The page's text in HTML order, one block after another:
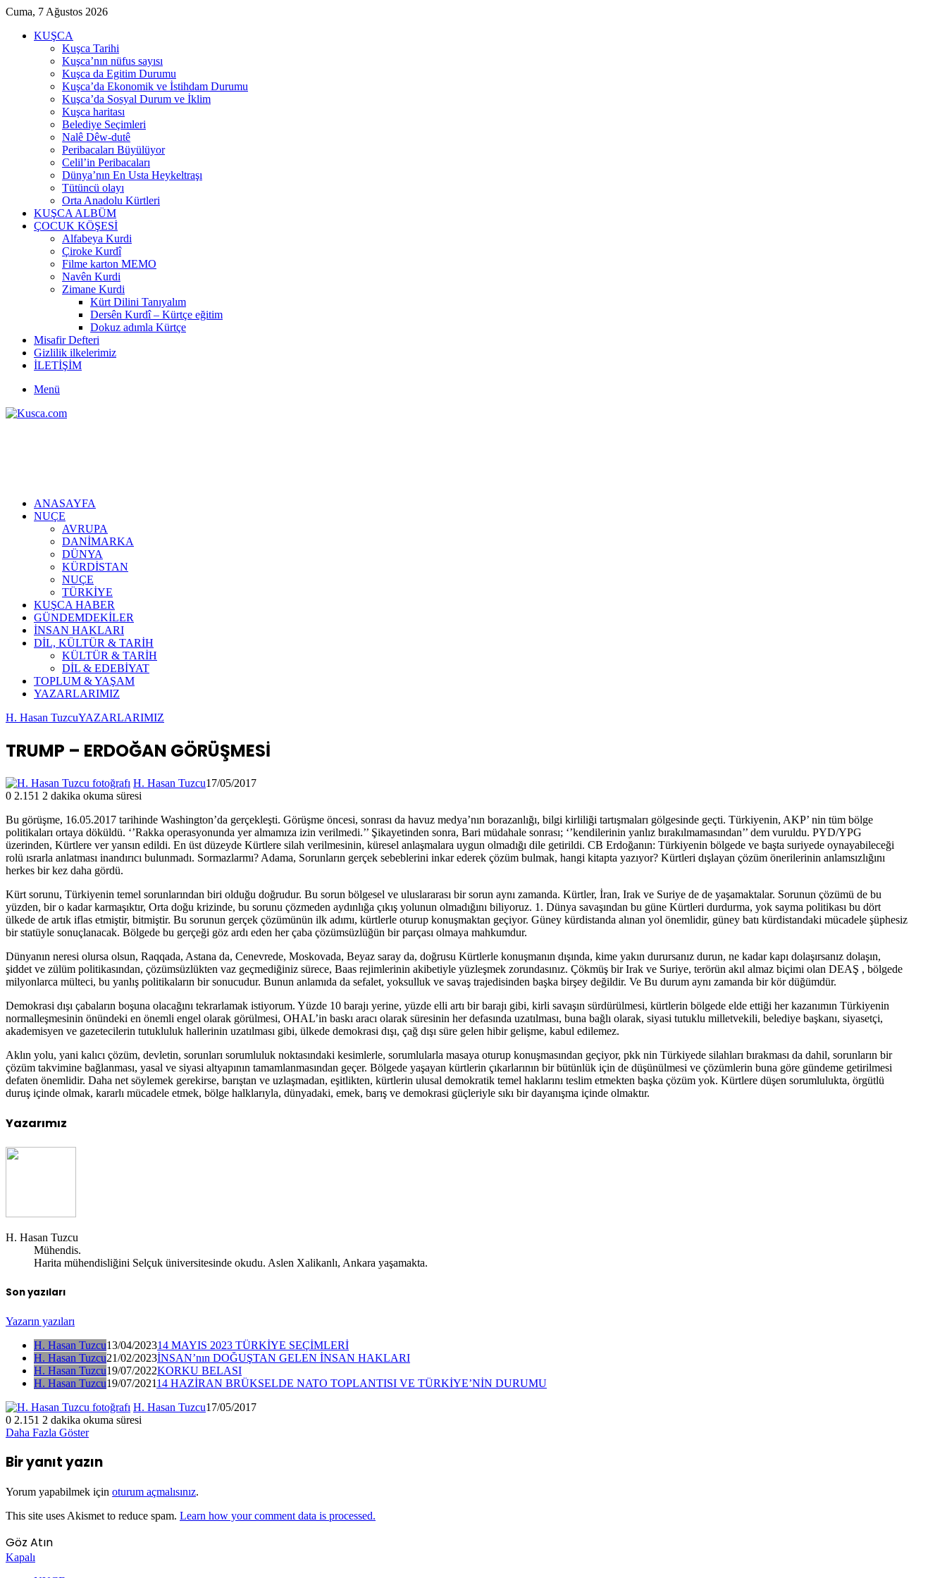
Cuma, 7 Ağustos 2026
KUŞCA
Kuşca Tarihi
Kuşca’nın nüfus sayısı
Kuşca da Egitim Durumu
Kuşca’da Ekonomik ve İstihdam Durumu
Kuşca’da Sosyal Durum ve İklim
Kuşca haritası
Belediye Seçimleri
Nalê Dêw-dutê
Peribacaları Büyülüyor
Celil’in Peribacaları
Dünya’nın En Usta Heykeltraşı
Tütüncü olayı
Orta Anadolu Kürtleri
KUŞCA ALBÜM
ÇOCUK KÖŞESİ
Alfabeya Kurdi
Çiroke Kurdî
Filme karton MEMO
Navên Kurdi
Zimane Kurdi
Kürt Dilini Tanıyalım
Dersên Kurdî – Kürtçe eğitim
Dokuz adımla Kürtçe
Misafir Defteri
Gizlilik ilkelerimiz
İLETİŞİM
Menü
ANASAYFA
NUÇE
AVRUPA
DANİMARKA
DÜNYA
KÜRDİSTAN
NUÇE
TÜRKİYE
KUŞCA HABER
GÜNDEMDEKİLER
İNSAN HAKLARI
DİL, KÜLTÜR & TARİH
KÜLTÜR & TARİH
DİL & EDEBİYAT
TOPLUM & YAŞAM
YAZARLARIMIZ
H. Hasan TuzcuYAZARLARIMIZ
TRUMP – ERDOĞAN GÖRÜŞMESİ
H. Hasan Tuzcu17/05/2017
0 2.151 2 dakika okuma süresi
Bu görüşme, 16.05.2017 tarihinde Washington’da gerçekleşti. Görüşme öncesi, sonrası da havuz medya’nın borazanlığı, bilgi kirliliği tartışmaları gölgesinde geçti. Türkiyenin, AKP’ nin tüm bölge
politikaları ortaya döküldü. ‘’Rakka operasyonunda yer almamıza izin verilmedi.’’ Şikayetinden sonra, Bari müdahale sonrası; ‘’kendilerinin yanlız bırakılmamasından’’ dem vuruldu. PYD/YPG
üzerinden, Kürtlere ver yansın edildi. En üst düzeyde Kürtlere silah verilmesinin, küresel anlaşmalara uygun olmadığı dile getirildi. CB Erdoğanın: Türkiyenin bölgede ve başta suriyede oynayabileceği
rolü ısrarla anlatması inandırıcı bulunmadı. Sormazlarmı? Adama, Sorunların gerçek sebeblerini inkar ederek çözüm bulmak, hangi kitapta yazıyor? Kürtleri dışlayan çözüm önerilerinin anlamsızlığını
herkes bir kez daha gördü.
Kürt sorunu, Türkiyenin temel sorunlarından biri olduğu doğrudur. Bu sorun bölgesel ve uluslararası bir sorun aynı zamanda. Kürtler, İran, Irak ve Suriye de de yaşamaktalar. Sorunun çözümü de bu
yüzden, bir o kadar karmaşıktır, Orta doğu krizinde, bu sorunu çözmeden aydınlığa çıkış yolunun olmadığını biliyoruz. 1. Dünya savaşından bu güne Kürtleri durdurma, yok sayma politikası bu dört
ülkede de artık iflas etmiştir, bitmiştir. Bu sorunun gerçek çözümünün ilk adımı, kürtlerle oturup konuşmaktan geçiyor. Güney kürdistanda alınan yol önemlidir, güney batı kürdistandaki mücadele şüphesiz
bir statüyle sonuçlanacak. Bölgede bu gerçeği göz ardı eden her çaba çözümsüzlüğün bir parçası olmaya mahkumdur.
Dünyanın neresi olursa olsun, Raqqada, Astana da, Cenevrede, Moskovada, Beyaz saray da, doğrusu Kürtlerle konuşmanın dışında, kime yakın durursanız durun, ne kadar kapı dolaşırsanız dolaşın,
şiddet ve zülüm politikasından, çözümsüzlükten vaz geçmediğiniz sürece, Baas rejimlerinin akibetiyle yüzleşmek zorundasınız. Çökmüş bir Irak ve Suriye, terörün akıl almaz biçimi olan DEAŞ , bölgede
milyonlarca mülteci, bu yanlış politikaların bir sonucudur. Bunun anlamıda da sefalet, yoksulluk ve savaş trajedisinden başka birşey değildir. Ve Bu durum aynı zamanda bir kör düğümdür.
Demokrasi dışı çabaların boşuna olacağını tekrarlamak istiyorum. Yüzde 10 barajı yerine, yüzde elli artı bir barajı gibi, kirli savaşın sürdürülmesi, kürtlerin bölgede elde ettiği her kazanımın Türkiyenin
normalleşmesinin önündeki en önemli engel olarak görülmesi, OHAL’in baskı aracı olarak süresinin her defasında uzatılması, buna bağlı olarak, siyasi tutuklu milletvekili, belediye başkanı, siyasetçi,
akademisyen ve gazetecilerin tutukluluk hallerinin uzatılması gibi, ülkede demokrasi dışı, çağ dışı süre gelen hibir gelişme, kabul edilemez.
Aklın yolu, yani kalıcı çözüm, devletin, sorunları sorumluluk noktasındaki kesimlerle, sorumlularla masaya oturup konuşmasından geçiyor, pkk nin Türkiyede silahları bırakması da dahil, sorunların bir
çözüm takvimine bağlanması, yasal ve siyasi altyapının tamamlanmasından geçer. Bölgede yaşayan kürtlerin çıkarlarının bir bütünlük için de düşünülmesi ve çözümlerin buna göre gündeme getirilmesi
defaten önemlidir. Daha net söylemek gerekirse, barıştan ve uzlaşmadan, eşitlikten, kürtlerin ulusal demokratik temel haklarını teslim etmekten başka çözüm yok. Kürtlere düşen sorumlulukta, örgütlü
duruş içinde olmak, kararlı mücadele etmek, bölge halklarıyla, dünyadaki, emek, barış ve demokrasi güçleriyle sıkı bir dayanışma içinde olmaktır.
Yazarımız
H. Hasan Tuzcu
Mühendis.
Harita mühendisliğini Selçuk üniversitesinde okudu. Aslen Xalikanlı, Ankara yaşamakta.
Son yazıları
Yazarın yazıları
H. Hasan Tuzcu13/04/202314 MAYIS 2023 TÜRKİYE SEÇİMLERİ
H. Hasan Tuzcu21/02/2023İNSAN’nın DOĞUŞTAN GELEN İNSAN HAKLARI
H. Hasan Tuzcu19/07/2022KORKU BELASI
H. Hasan Tuzcu19/07/202114 HAZİRAN BRÜKSELDE NATO TOPLANTISI VE TÜRKİYE’NİN DURUMU
H. Hasan Tuzcu17/05/2017
0 2.151 2 dakika okuma süresi
Daha Fazla Göster
Bir yanıt yazın
Yorum yapabilmek için oturum açmalısınız.
This site uses Akismet to reduce spam. Learn how your comment data is processed.
Göz Atın
Kapalı